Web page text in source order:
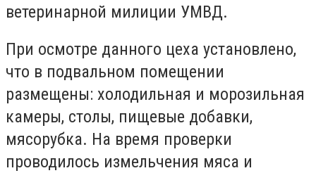
ветеринарной милиции УМВД.
При осмотре данного цеха установлено,
что в подвальном помещении
размещены: холодильная и морозильная
камеры, столы, пищевые добавки,
мясорубка. На время проверки
проводилось измельчения мяса и